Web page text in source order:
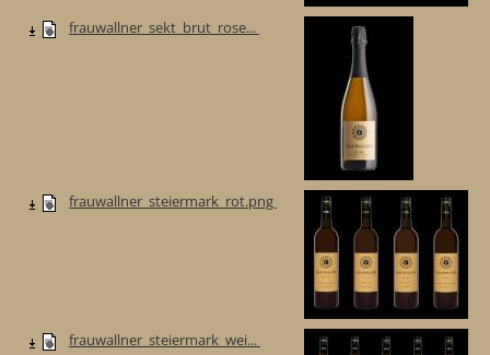
frauwallner_sekt_brut_rose...
frauwallner_steiermark_rot.png
frauwallner_steiermark_wei...